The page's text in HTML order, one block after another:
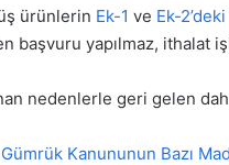
ürünlerin Ek-1 ve Ek-
başvuru yapılmaz, ithalat
nedenlerle geri gelen
Kanununun Bazı